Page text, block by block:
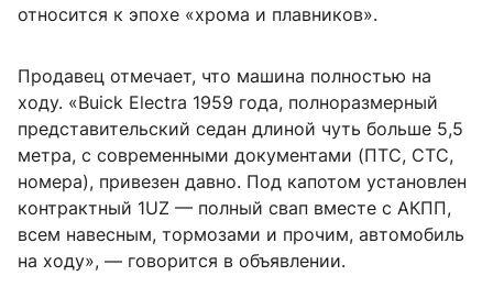
относится к эпохе «хрома и плавников».
Продавец отмечает, что машина полностью на
ходу. «Buick Electra 1959 года, полноразмерный
представительский седан длиной чуть больше 5,5
метра, с современными документами (ПТС, СТС,
номера), привезен давно. Под капотом установлен
контрактный 1UZ — полный свап вместе с АКПП,
всем навесным, тормозами и прочим, автомобиль
на ходу», — говорится в объявлении.